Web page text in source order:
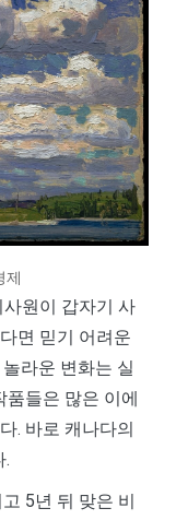
제
원이 갑자기 사
면 믿기 어려운
라운 변화는 실
품들은 많은 이에
. 바로 캐나다의
.
5년 뒤 맞은 비